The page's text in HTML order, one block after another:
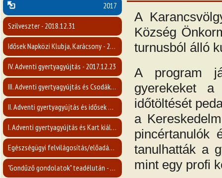
2017
Szilveszter - 2018.12.31
Idősek Napközi Klubja, Karácsony - 2017. december
IV. Adventi gyertyagyújtás - 2017.12.23
III. Adventi gyertyagyújtás és Csodák Nógrád Megyében c. előadás- 2017.12.17
II. Adventi gyertyagyújtás és idősek napja - 2017.12.10
I. Adventi gyertyagyújtás és Kart kiállítás megnyitója - 2017.12.03
Egészségügyi felvilágosítás/előadás a mellrákról - 2017.11.15.
"Gondűző gondolatok" teadélután - 2017.11.09.
A
Község
turnusból álló
Aprogram
gyerekeket
időtöltését
a
pincértanulók
tanulhatták a
mint egy profi